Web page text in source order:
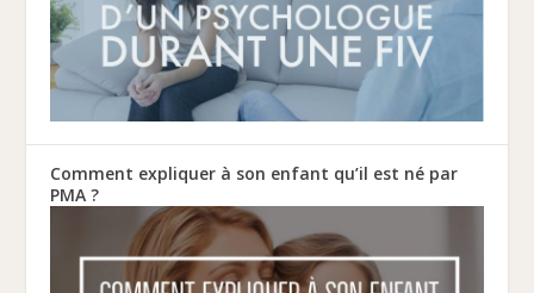
Comment expliquer à son enfant qu’il est né par
PMA ?